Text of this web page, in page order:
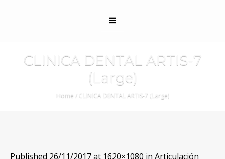
CLINICA DENTAL ARTIS-7
(Large)
Home / CLINICA DENTAL ARTIS-7 (Large)
Published 26/11/2017at 1620×1080 in Articulación